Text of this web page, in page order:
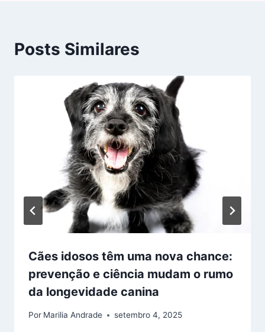
Posts Similares
Cães idosos têm uma nova chance:
prevenção e ciência mudam o rumo
da longevidade canina
Por Marilia Andrade setembro 4, 2025